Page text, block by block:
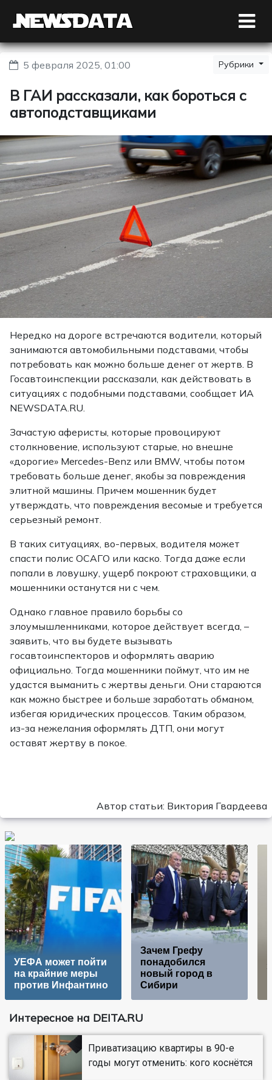
5 февраля 2025, 01:00 Рубрики
В ГАИ рассказали, как бороться с
автоподставщиками
Нередко на дороге встречаются водители, который
занимаются автомобильными подставами, чтобы
потребовать как можно больше денег от жертв. В
Госавтоинспекции рассказали, как действовать в
ситуациях с подобными подставами, сообщает ИА
NEWSDATA.RU.
Зачастую аферисты, которые провоцируют
столкновение, используют старые, но внешне
«дорогие» Mercedes-Benz или BMW, чтобы потом
требовать больше денег, якобы за повреждения
элитной машины. Причем мошенник будет
утверждать, что повреждения весомые и требуется
серьезный ремонт.
В таких ситуациях, во-первых, водителя может
спасти полис ОСАГО или каско. Тогда даже если
попали в ловушку, ущерб покроют страховщики, а
мошенники останутся ни с чем.
Однако главное правило борьбы со
злоумышленниками, которое действует всегда, –
заявить, что вы будете вызывать
госавтоинспекторов и оформлять аварию
официально. Тогда мошенники поймут, что им не
удастся выманить с жертвы деньги. Они стараются
как можно быстрее и больше заработать обманом,
избегая юридических процессов. Таким образом,
из-за нежелания оформлять ДТП, они могут
оставят жертву в покое.
Автор статьи: Виктория Гвардеева
УЕФА может пойти
на крайние меры
против Инфантино
Зачем Грефу
понадобился
новый город в
Сибири
Интересное на DEITA.RU
Приватизацию квартиры в 90-е
годы могут отменить: кого коснётся